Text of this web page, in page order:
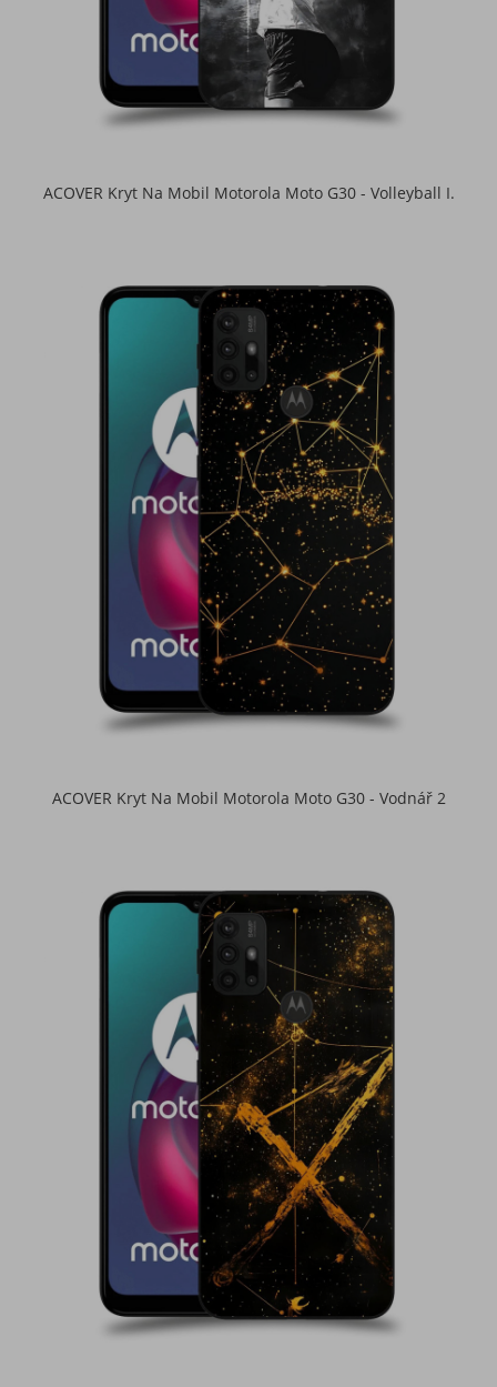
ACOVER Kryt Na Mobil Motorola Moto G30 - Volleyball I.
ACOVER Kryt Na Mobil Motorola Moto G30 - Vodnář 2